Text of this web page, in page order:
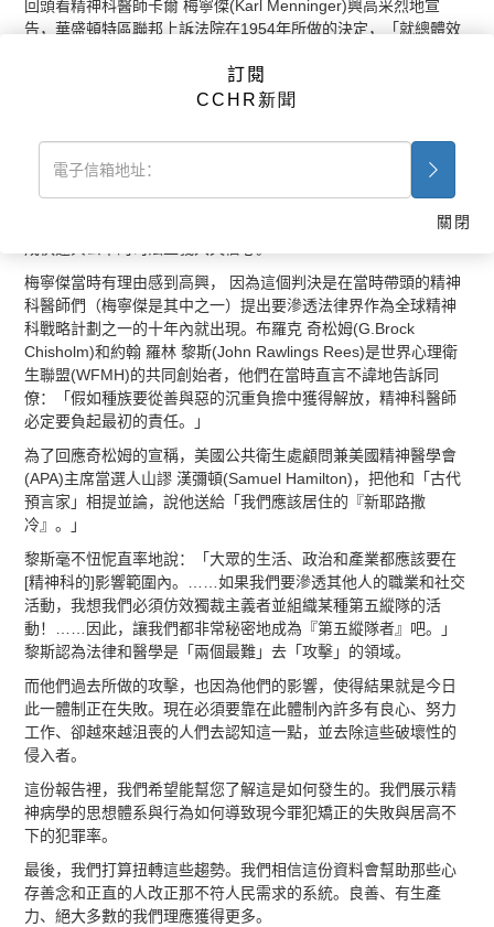
回頭看精神科醫師卡爾 梅寧傑(Karl Menninger)興高采烈地宣
告，華盛頓特區聯邦上訴法院在1954年所做的決定，「就總體效
國人的政策，他的高興已預言了今天的現象。因為他當時指的
是，法院判決確定一名心理有缺陷的人不用對非法行為負起刑事
全球。這個趨勢對司法所造成的巨大衝擊，已經忙壞了全世界的
法律學者、犯罪學家以及公共政策專家。他們一致同意，這個
「全然革命性的結果」，已經讓大眾對於司法系統有沒有能力達
梅寧傑當時有理由感到高興， 因為這個判決是在當時帶頭的精神
科醫師們（梅寧傑是其中之一）提出要滲透法律界作為全球精神
科戰略計劃之一的十年內就出現。布羅克 奇松姆(G.Brock
Chisholm)和約翰 羅林 黎斯(John Rawlings Rees)是世界心理衛
生聯盟(WFMH)的共同創始者，他們在當時直言不諱地告訴同
僚：「假如種族要從善與惡的沉重負擔中獲得解放，精神科醫師
必定要負起最初的責任。」
為了回應奇松姆的宣稱，美國公共衛生處顧問兼美國精神醫學會
(APA)主席當選人山謬 漢彌頓(Samuel Hamilton)，把他和「古代
預言家」相提並論，說他送給「我們應該居住的『新耶路撒
冷』。」
黎斯毫不忸怩直率地說：「大眾的生活、政治和產業都應該要在
[精神科的]影響範圍內。……如果我們要滲透其他人的職業和社交
活動，我想我們必須仿效獨裁主義者並組織某種第五縱隊的活
動！……因此，讓我們都非常秘密地成為『第五縱隊者』吧。」
黎斯認為法律和醫學是「兩個最難」去「攻擊」的領域。
而他們過去所做的攻擊，也因為他們的影響，使得結果就是今日
此一體制正在失敗。現在必須要靠在此體制內許多有良心、努力
工作、卻越來越沮喪的人們去認知這一點，並去除這些破壞性的
侵入者。
這份報告裡，我們希望能幫您了解這是如何發生的。我們展示精
神病學的思想體系與行為如何導致現今罪犯矯正的失敗與居高不
下的犯罪率。
最後，我們打算扭轉這些趨勢。我們相信這份資料會幫助那些心
存善念和正直的人改正那不符人民需求的系統。良善、有生產
力、絕大多數的我們理應獲得更多。
訂閱
CCHR新聞
關閉